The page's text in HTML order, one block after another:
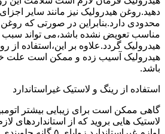
دهید.روغن هیدرولیک نیز مانند سایر
محدودی دارد.بنابراین در صورتی که
مناسب تعویض نشده باشد،می تواند سبب
هیدرولیک گردد.علاوه بر این،استفاده
هیدرولیک آسیب زده و ممکن است علت
باشد.
استفاده از رینگ و لاستیک غیراستاندارد
گاهی ممکن است برای زیبایی بیشتر
لاستیک هایی بروید که از استانداردهای